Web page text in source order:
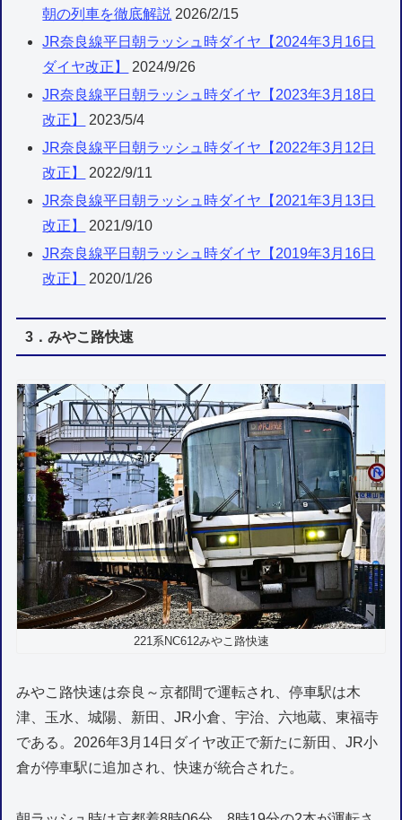
朝の列車を徹底解説 2026/2/15
JR奈良線平日朝ラッシュ時ダイヤ【2024年3月16日
ダイヤ改正】
2024/9/26
JR奈良線平日朝ラッシュ時ダイヤ【2023年3月18日
改正】
2023/5/4
JR奈良線平日朝ラッシュ時ダイヤ【2022年3月12日
改正】
2022/9/11
JR奈良線平日朝ラッシュ時ダイヤ【2021年3月13日
改正】
2021/9/10
JR奈良線平日朝ラッシュ時ダイヤ【2019年3月16日
改正】
2020/1/26
3．みやこ路快速
221系NC612みやこ路快速
みやこ路快速は奈良～京都間で運転され、停車駅は木
津、玉水、城陽、新田、JR小倉、宇治、六地蔵、東福寺
である。2026年3月14日ダイヤ改正で新たに新田、JR小
倉が停車駅に追加され、快速が統合された。